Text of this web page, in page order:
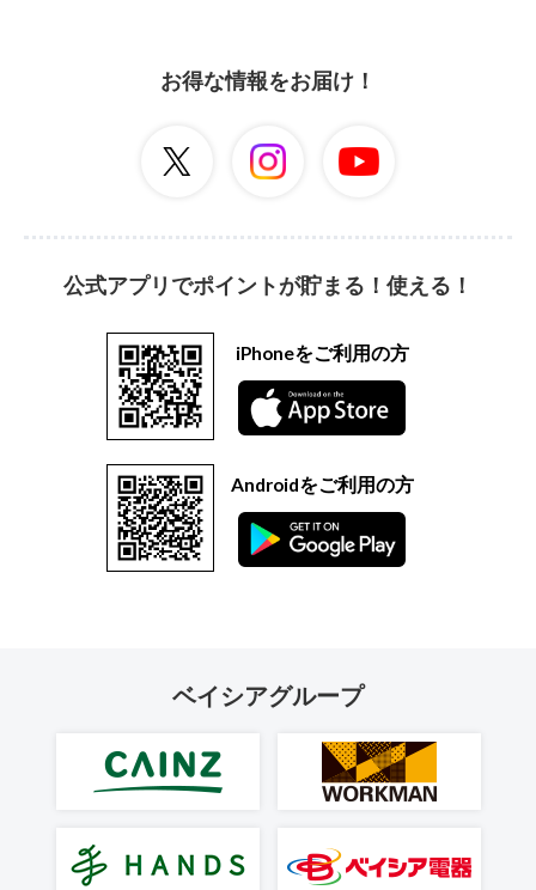
お得な情報をお届け！
公式アプリでポイントが貯まる！使える！
iPhoneをご利用の方
Androidをご利用の方
ベイシアグループ